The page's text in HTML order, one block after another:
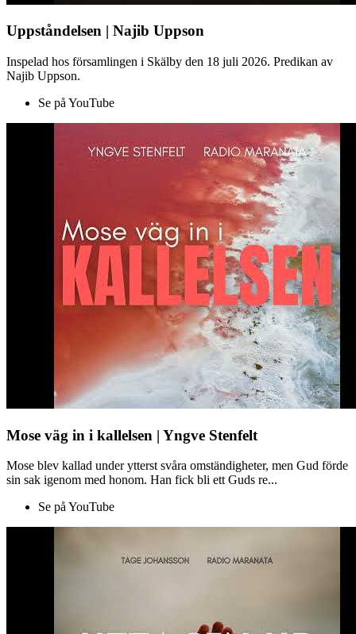
Uppståndelsen | Najib Uppson
Inspelad hos församlingen i Skälby den 18 juli 2026. Predikan av
Najib Uppson.
Se på YouTube
Mose väg in i kallelsen | Yngve Stenfelt
Mose blev kallad under ytterst svåra omständigheter, men Gud förde
sin sak igenom med honom. Han fick bli ett Guds re...
Se på YouTube